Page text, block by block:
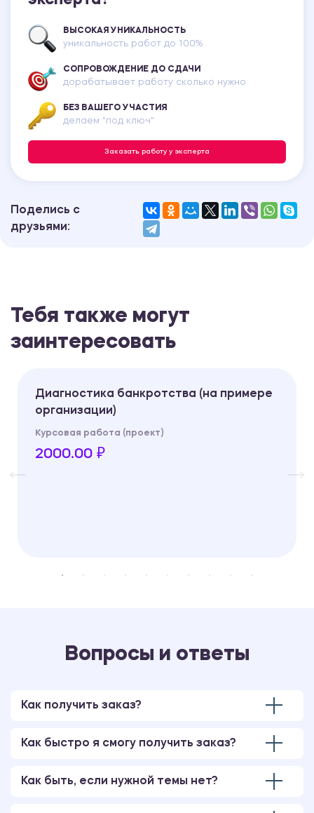
ВЫСОКАЯ УНИКАЛЬНОСТЬ
уникальность работ до 100%
СОПРОВОЖДЕНИЕ ДО СДАЧИ
дорабатывает работу сколько нужно
БЕЗ ВАШЕГО УЧАСТИЯ
делаем "под ключ"
Заказать работу у эксперта
Поделись с
друзьями:
Тебя также могут
заинтересовать
Диагностика банкротства (на примере
организации)
Курсовая работа (проект)
2000.00 ₽
Вопросы и ответы
Как получить заказ?
Как быстро я смогу получить заказ?
Как быть, если нужной темы нет?